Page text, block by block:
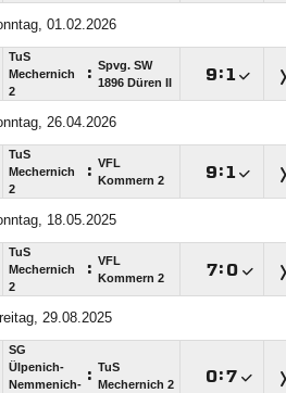
01.02.2026
TuS
Mechernich
2
: Spvg. SW
1896 Düren II
:
26.04.2026
TuS
Mechernich
2
: VFL
Kommern 2
:
18.05.2025
TuS
Mechernich
2
: VFL
Kommern 2
: 
29.08.2025
SG
Ülpenich-
Nemmenich- : TuS
Mechernich 2
: